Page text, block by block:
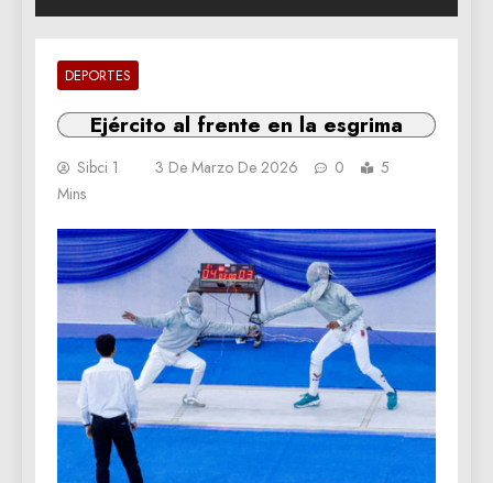
DEPORTES
Ejército al frente en la esgrima
Sibci 1 3 De Marzo De 2026 0
5
Mins